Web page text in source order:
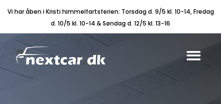
Vi har åben i Kristi himmelfartsferien: Torsdag d. 9/5 kl. 10-14, Fredag
d. 10/5 kl. 10-14 & Søndag d. 12/5 kl. 13-16